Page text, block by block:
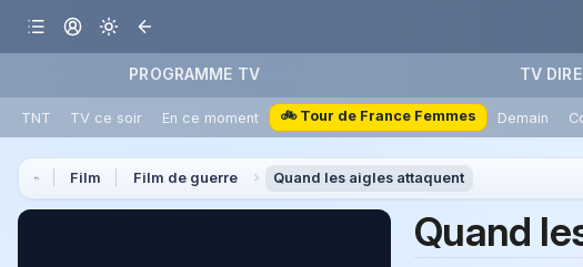
PROGRAMME TV TV
TNT TV ce soir En ce moment 🚲 Tour de France Femmes Demain
Film Film de guerre Quand les aigles attaquent
Quand